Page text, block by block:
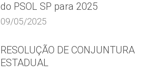
do PSOL SP para 2025
09/05/2025
RESOLUÇÃO DE CONJUNTURA
ESTADUAL